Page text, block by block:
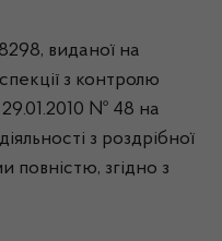
виданої на
з контролю
29.01.2010 № 48 на
з роздрібної
повністю, згідно з